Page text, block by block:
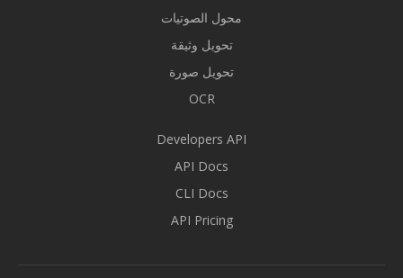
محول الصوتيات
تحويل وثيقة
تحويل صورة
OCR
Developers API
API Docs
CLI Docs
API Pricing